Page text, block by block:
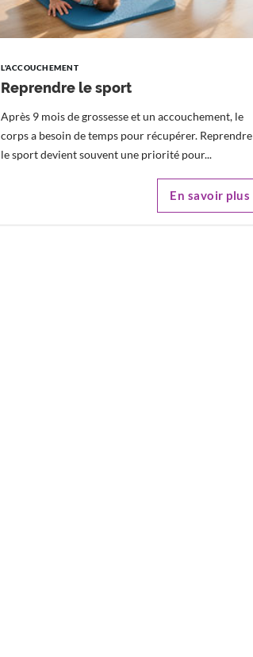
L'ACCOUCHEMENT
Reprendre le sport
Après 9 mois de grossesse et un accouchement, le
corps a besoin de temps pour récupérer. Reprendre
le sport devient souvent une priorité pour...
En savoir plus